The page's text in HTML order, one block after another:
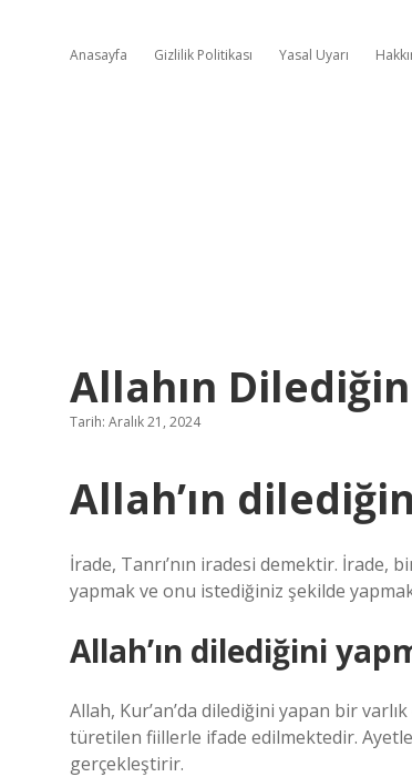
Anasayfa Gizlilik Politikası Yasal Uyarı
Allahın
Tarih: Aralık 21, 2024
Allah’ın
İrade, Tanrı’nın iradesi demektir. İrade,
yapmak ve onu istediğiniz şekilde
Allah’ın dilediğini
Allah, Kur’an’da dilediğini yapan bir
türetilen fiillerle ifade edilmektedir.
gerçekleştirir.